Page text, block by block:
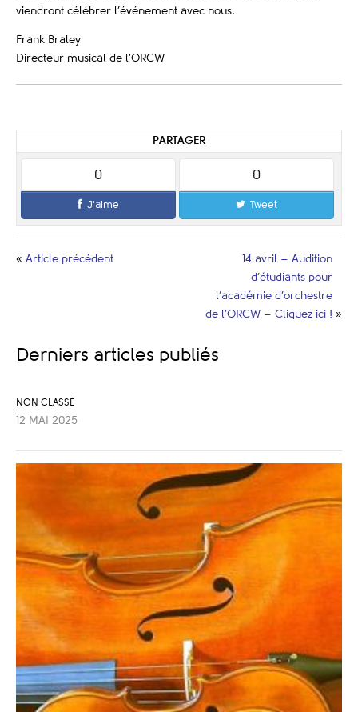
viendront célébrer l’événement avec nous.
Frank Braley
Directeur musical de l’ORCW
PARTAGER
0
J'aime
0
Tweet
« Article précédent
14 avril – Audition
d’étudiants pour
l’académie d’orchestre
de l’ORCW – Cliquez ici ! »
Derniers articles publiés
NON CLASSÉ
12 MAI 2025